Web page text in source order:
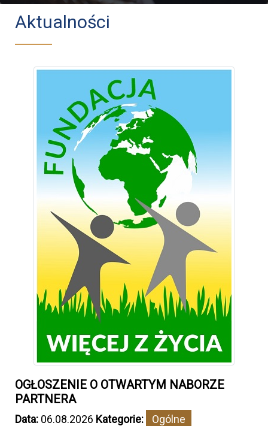
Aktualności
OGŁOSZENIE O OTWARTYM NABORZE
PARTNERA
Data: 06.08.2026 Kategorie: Ogólne